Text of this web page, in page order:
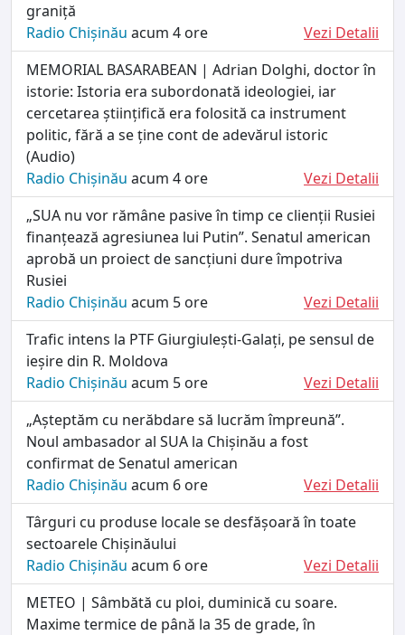
graniță
Radio Chișinău acum 4 ore
Vezi Detalii
MEMORIAL BASARABEAN | Adrian Dolghi, doctor în
istorie: Istoria era subordonată ideologiei, iar
cercetarea științifică era folosită ca instrument
politic, fără a se ține cont de adevărul istoric
(Audio)
Radio Chișinău acum 4 ore
Vezi Detalii
„SUA nu vor rămâne pasive în timp ce clienții Rusiei
finanțează agresiunea lui Putin”. Senatul american
aprobă un proiect de sancțiuni dure împotriva
Rusiei
Radio Chișinău acum 5 ore
Vezi Detalii
Trafic intens la PTF Giurgiulești-Galați, pe sensul de
ieșire din R. Moldova
Radio Chișinău acum 5 ore
Vezi Detalii
„Așteptăm cu nerăbdare să lucrăm împreună”.
Noul ambasador al SUA la Chișinău a fost
confirmat de Senatul american
Radio Chișinău acum 6 ore
Vezi Detalii
Târguri cu produse locale se desfășoară în toate
sectoarele Chișinăului
Radio Chișinău acum 6 ore
Vezi Detalii
METEO | Sâmbătă cu ploi, duminică cu soare.
Maxime termice de până la 35 de grade, în